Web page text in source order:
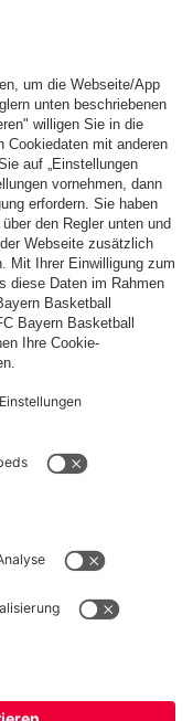
vs. FC